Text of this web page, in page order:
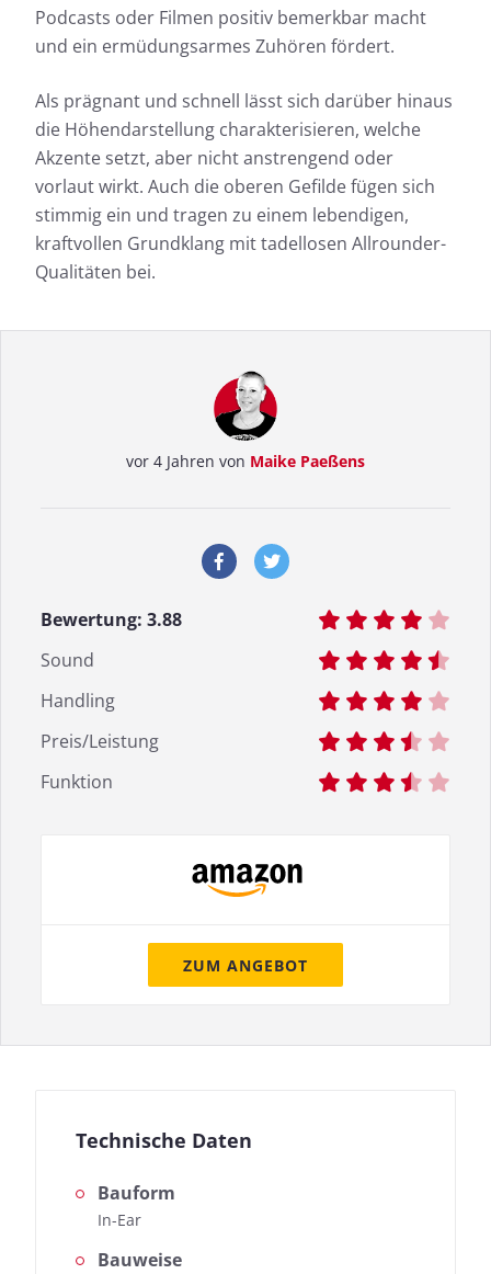
Podcasts oder Filmen positiv bemerkbar macht
und ein ermüdungsarmes Zuhören fördert.
Als prägnant und schnell lässt sich darüber hinaus
die Höhendarstellung charakterisieren, welche
Akzente setzt, aber nicht anstrengend oder
vorlaut wirkt. Auch die oberen Gefilde fügen sich
stimmig ein und tragen zu einem lebendigen,
kraftvollen Grundklang mit tadellosen Allrounder-
Qualitäten bei.
vor 4 Jahren von Maike Paeßens
Bewertung: 3.88
Sound
Handling
Preis/Leistung
Funktion
ZUM ANGEBOT
Technische Daten
Bauform
In-Ear
Bauweise